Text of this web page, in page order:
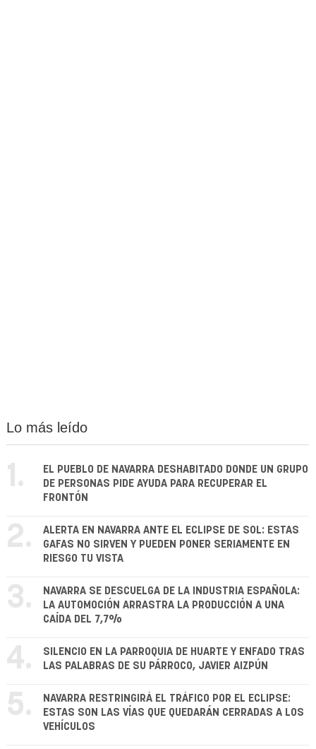
Lo más leído
1.
EL PUEBLO DE NAVARRA DESHABITADO DONDE UN GRUPO
DE PERSONAS PIDE AYUDA PARA RECUPERAR EL
FRONTÓN
2.
ALERTA EN NAVARRA ANTE EL ECLIPSE DE SOL: ESTAS
GAFAS NO SIRVEN Y PUEDEN PONER SERIAMENTE EN
RIESGO TU VISTA
3.
NAVARRA SE DESCUELGA DE LA INDUSTRIA ESPAÑOLA:
LA AUTOMOCIÓN ARRASTRA LA PRODUCCIÓN A UNA
CAÍDA DEL 7,7%
4.
SILENCIO EN LA PARROQUIA DE HUARTE Y ENFADO TRAS
LAS PALABRAS DE SU PÁRROCO, JAVIER AIZPÚN
5.
NAVARRA RESTRINGIRÁ EL TRÁFICO POR EL ECLIPSE:
ESTAS SON LAS VÍAS QUE QUEDARÁN CERRADAS A LOS
VEHÍCULOS